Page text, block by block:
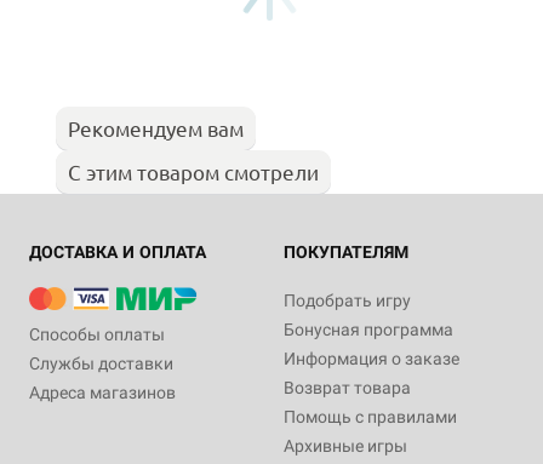
Рекомендуем вам
С этим товаром смотрели
ДОСТАВКА И ОПЛАТА
Способы оплаты
Службы доставки
Адреса магазинов
ПОКУПАТЕЛЯМ
Подобрать игру
Бонусная программа
Информация о заказе
Возврат товара
Помощь с правилами
Архивные игры